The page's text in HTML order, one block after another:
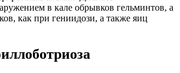
в кале обрывков гельминтов, а
как при гениидози, а также яиц